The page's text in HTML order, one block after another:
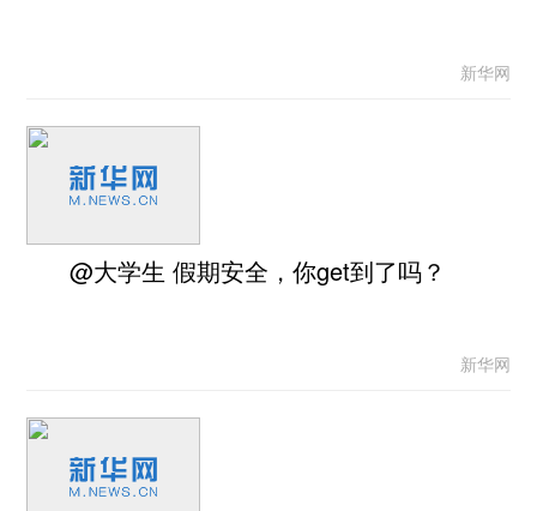
新华网
@大学生 假期安全，你get到了吗？
新华网